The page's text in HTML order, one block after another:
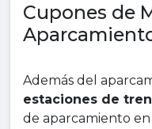
Cupones de
Además del
estaciones de tren
de aparcamiento